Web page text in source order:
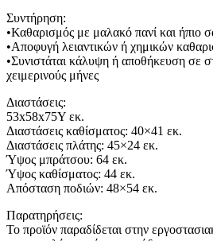
Συντήρηση:
•Καθαρισμός με μαλακό πανί και ήπιο
•Αποφυγή λειαντικών ή χημικών
•Συνιστάται κάλυψη ή αποθήκευση σε
χειμερινούς μήνες
Διαστάσεις:
53x58x75Υ εκ.
Διαστάσεις καθίσματος: 40×41 εκ.
Διαστάσεις πλάτης: 45×24 εκ.
Ύψος μπράτσου: 64 εκ.
Ύψος καθίσματος: 44 εκ.
Απόσταση ποδιών: 48×54 εκ.
Παρατηρήσεις:
Το προϊόν παραδίδεται στην